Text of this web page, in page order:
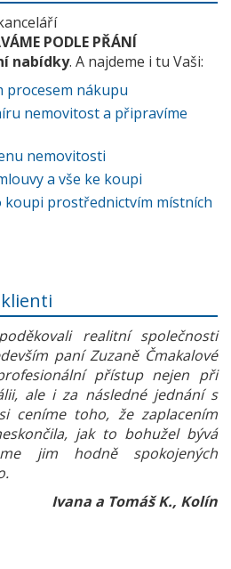
PODLE PŘÁNÍ
nabídky. A najdeme i tu Vaši:
procesem nákupu
nemovitost a připravíme
nemovitosti
a vše ke koupi
koupi prostřednictvím místních
realitní společnosti
paní Zuzaně Čmakalové
přístup nejen při
ale i za následné jednání s
ceníme toho, že zaplacením
jak to bohužel bývá
jim hodně spokojených
Ivana a Tomáš K., Kolín